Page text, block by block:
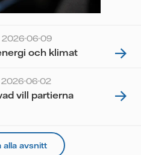
2026-06-09
och klimat
2026-06-02
vill partierna
alla avsnitt